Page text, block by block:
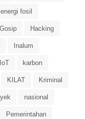
energi fosil
Gosip Hacking
Inalum
IoT karbon
KILAT Kriminal
nasional
Pemerintahan